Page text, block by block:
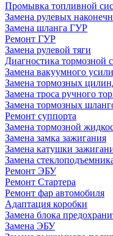
Промывка топливной
Замена рулевых
Замена шланга ГУР
Ремонт ГУР
Замена рулевой тяги
Диагностика тормозной
Замена вакуумного
Замена тормозных
Замена троса ручного
Замена тормозных
Ремонт суппорта
Замена тормозной
Замена замка зажигания
Замена катушки
Замена
Ремонт ЭБУ
Ремонт Стартера
Ремонт фар автомобиля
Адаптация коробки
Замена блока
Замена ЭБУ